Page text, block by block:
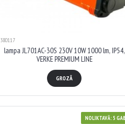
380117
lampa JL701AC-30S 230V 10W 1000 lm, IP54,
VERKE PREMIUM LINE
GROZĀ
NOLIKTAVĀ: 5